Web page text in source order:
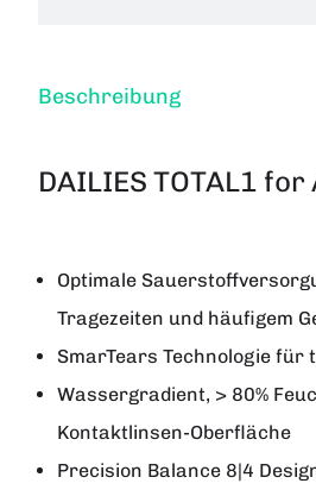
Beschreibung
DAILIES TOTAL1
Optimale
Tragezeiten und häufigem
SmarTears Technologie für
Wassergradient, > 80%
Kontaktlinsen-Oberfläche
Precision Balance 8|4